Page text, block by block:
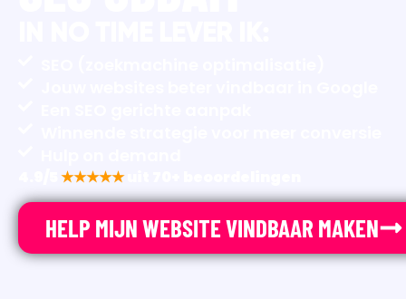
★★★★★
HELP MIJN WEBSITE VINDBAAR MAKEN